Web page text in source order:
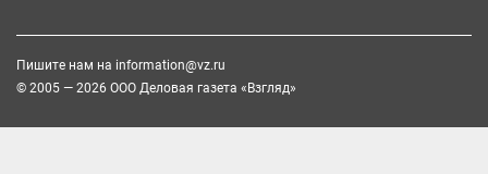
Пишите нам на information@vz.ru
© 2005 — 2026 ООО Деловая газета «Взгляд»